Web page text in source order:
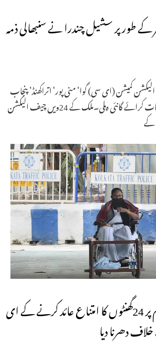
طور پر سشیل چندرا نے سنبھالی ذمہ
کمیشن (ای سی) گوا‘ منی پور‘ اتراکھنڈ‘ پنجاب
او راترپردیش میں انتخابات کرائے گانئی دہلی۔ملک کے 24ویں چیف الیکشن
کے
ممتا نے ان کی مہم پر 24گھنٹوں کا امتناع عائد کرنے کے ای
دھرنا دیا